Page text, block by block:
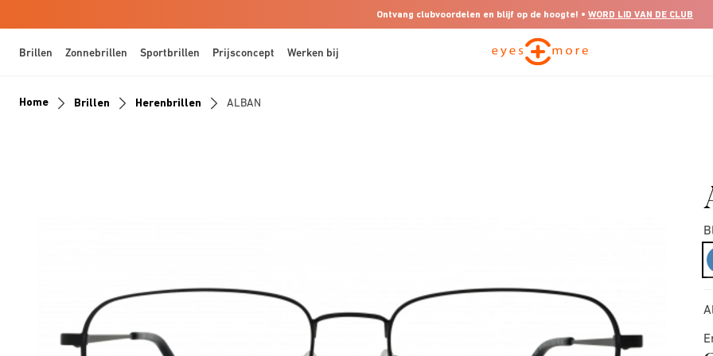
Ontvang clubvoordelen en blijf op de hoogte! • WORD LID VAN DE CLUB
Brillen Zonnebrillen Sportbrillen Prijsconcept Werken bij
Home Brillen Herenbrillen ALBAN